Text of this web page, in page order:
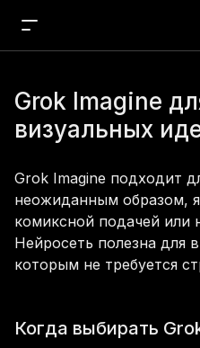
Поиск
Агент
Медиа
Изображения
Видео
Приложения
Grok Imagine
визуальных
Grok Imagine подходит
неожиданным образом,
комиксной подачей или
Нейросеть полезна для
которым не требуется
Когда выбирать